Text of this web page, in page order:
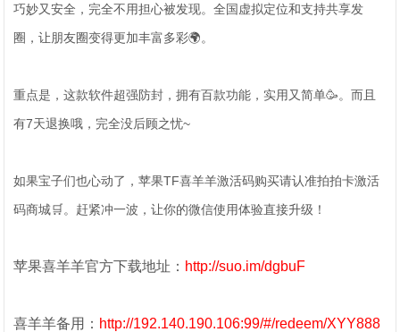
巧妙又安全，完全不用担心被发现。全国虚拟定位和支持共享发
圈，让朋友圈变得更加丰富多彩🌍。
重点是，这款软件超强防封，拥有百款功能，实用又简单🥳。而且
有7天退换哦，完全没后顾之忧~
如果宝子们也心动了，苹果TF喜羊羊激活码购买请认准拍拍卡激活
码商城🛒。赶紧冲一波，让你的微信使用体验直接升级！
苹果喜羊羊官方下载地址： http://suo.im/dgbuF
喜羊羊备用： http://192.140.190.106:99/#/redeem/XYY888